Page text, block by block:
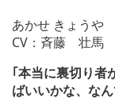
あかせ きょうや
CV：斉藤 壮馬
｢本当に裏切り者
ばいいかな、な